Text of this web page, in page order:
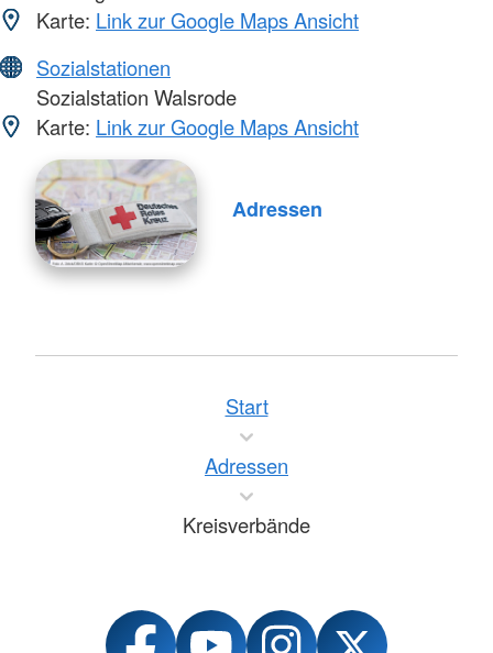
Karte: Link zur Google Maps Ansicht
Sozialstationen
Sozialstation Walsrode
Karte: Link zur Google Maps Ansicht
Adressen
Start
Adressen
Kreisverbände